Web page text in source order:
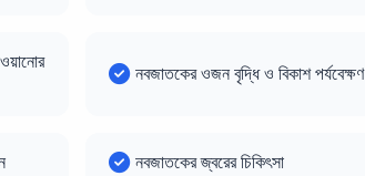
নবজাতকের ওজন বৃদ্ধি ও বিকাশ পর্যবেক্ষণ
নবজাতকের জ্বরের চিকিৎসা